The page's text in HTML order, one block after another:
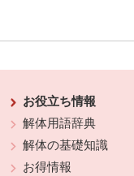
お役立ち情報
解体用語辞典
解体の基礎知識
お得情報